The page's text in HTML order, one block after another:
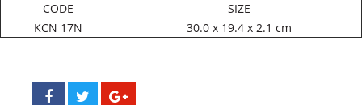
CODE
SIZE
KCN 17N
30.0 x 19.4 x 2.1 cm